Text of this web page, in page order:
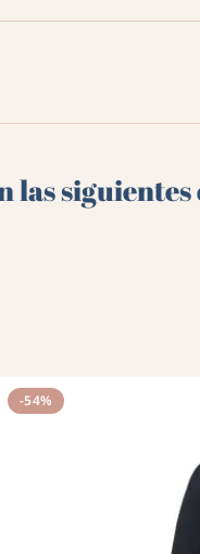
las
-54%